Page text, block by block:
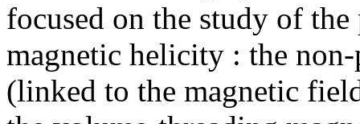
focused on the study of
magnetic helicity : the
(linked to the magnetic